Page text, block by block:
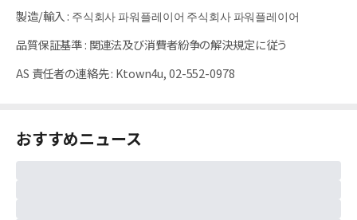
製造/輸入: 주식회사 파워플레이어 주식회사 파워플레이어
品質保証基準: 関連法及び消費者紛争の解決規定に従う
AS 責任者の連絡先: Ktown4u, 02-552-0978
おすすめニュース